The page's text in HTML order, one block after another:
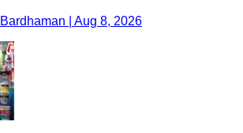
| Aug 8, 2026